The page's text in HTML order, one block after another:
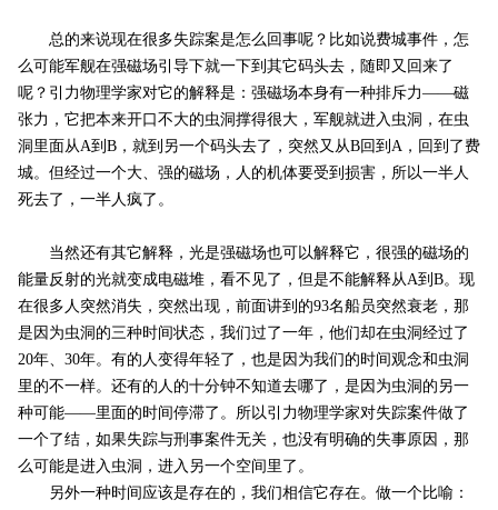
总的来说现在很多失踪案是怎么回事呢？比如说费城事件，怎
么可能军舰在强磁场引导下就一下到其它码头去，随即又回来了
呢？引力物理学家对它的解释是：强磁场本身有一种排斥力——磁
张力，它把本来开口不大的虫洞撑得很大，军舰就进入虫洞，在虫
洞里面从A到B，就到另一个码头去了，突然又从B回到A，回到了费
城。但经过一个大、强的磁场，人的机体要受到损害，所以一半人
死去了，一半人疯了。
当然还有其它解释，光是强磁场也可以解释它，很强的磁场的
能量反射的光就变成电磁堆，看不见了，但是不能解释从A到B。现
在很多人突然消失，突然出现，前面讲到的93名船员突然衰老，那
是因为虫洞的三种时间状态，我们过了一年，他们却在虫洞经过了
20年、30年。有的人变得年轻了，也是因为我们的时间观念和虫洞
里的不一样。还有的人的十分钟不知道去哪了，是因为虫洞的另一
种可能——里面的时间停滞了。所以引力物理学家对失踪案件做了
一个了结，如果失踪与刑事案件无关，也没有明确的失事原因，那
么可能是进入虫洞，进入另一个空间里了。
另外一种时间应该是存在的，我们相信它存在。做一个比喻：